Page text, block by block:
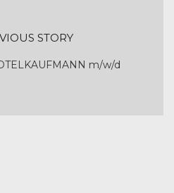
STORY
m/w/d